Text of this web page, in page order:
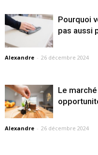
Pourquoi
pas aussi
Alexandre - 26 décembre 2024
Le
Alexandre - 26 décembre 2024